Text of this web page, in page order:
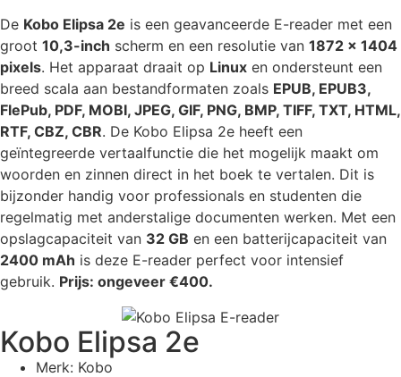
De Kobo Elipsa 2e is een geavanceerde E-reader met een
groot 10,3-inch scherm en een resolutie van 1872 x 1404
pixels. Het apparaat draait op Linux en ondersteunt een
breed scala aan bestandformaten zoals EPUB, EPUB3,
FlePub, PDF, MOBI, JPEG, GIF, PNG, BMP, TIFF, TXT, HTML,
RTF, CBZ, CBR. De Kobo Elipsa 2e heeft een
geïntegreerde vertaalfunctie die het mogelijk maakt om
woorden en zinnen direct in het boek te vertalen. Dit is
bijzonder handig voor professionals en studenten die
regelmatig met anderstalige documenten werken. Met een
opslagcapaciteit van 32 GB en een batterijcapaciteit van
2400 mAh is deze E-reader perfect voor intensief
gebruik. Prijs: ongeveer €400.
Kobo Elipsa 2e
Merk: Kobo